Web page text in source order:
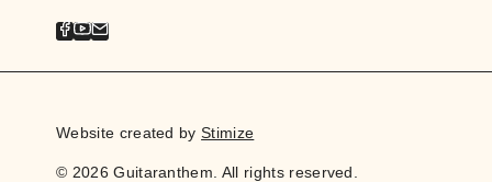
Website created byStimize
© 2026 Guitaranthem. All rights reserved.